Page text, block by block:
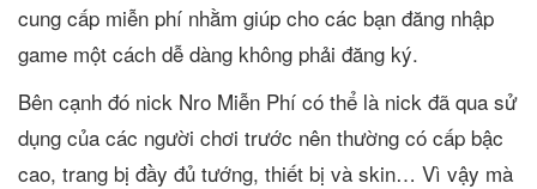
cung cấp miễn phí nhằm giúp cho các bạn đăng nhập
game một cách dễ dàng không phải đăng ký.
Bên cạnh đó nick Nro Miễn Phí có thể là nick đã qua sử
dụng của các người chơi trước nên thường có cấp bậc
cao, trang bị đầy đủ tướng, thiết bị và skin… Vì vậy mà